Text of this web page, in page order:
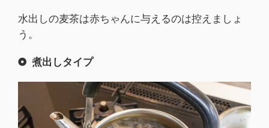
水出しの麦茶は赤ちゃんに与えるのは控えましょ
う。
煮出しタイプ